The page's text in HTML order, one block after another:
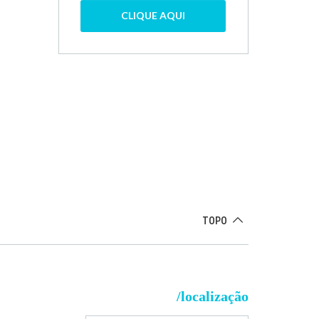
CLIQUE AQUI
TOPO
/localização